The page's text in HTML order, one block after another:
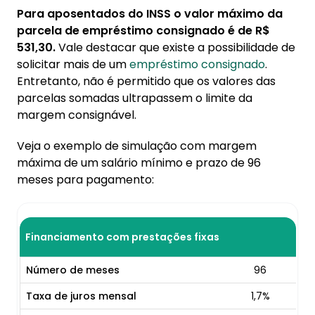
Para aposentados do INSS o valor máximo da
parcela de empréstimo consignado é de R$
531,30.Vale destacar que existe a possibilidade de
solicitar mais de umempréstimo consignado.
Entretanto, não é permitido que os valores das
parcelas somadas ultrapassem o limite da
margem consignável.
Veja o exemplo de simulação com margem
máxima de um salário mínimo e prazo de 96
meses para pagamento:
Financiamento com prestações fixas
Número de meses
96
Taxa de juros mensal
1,7%